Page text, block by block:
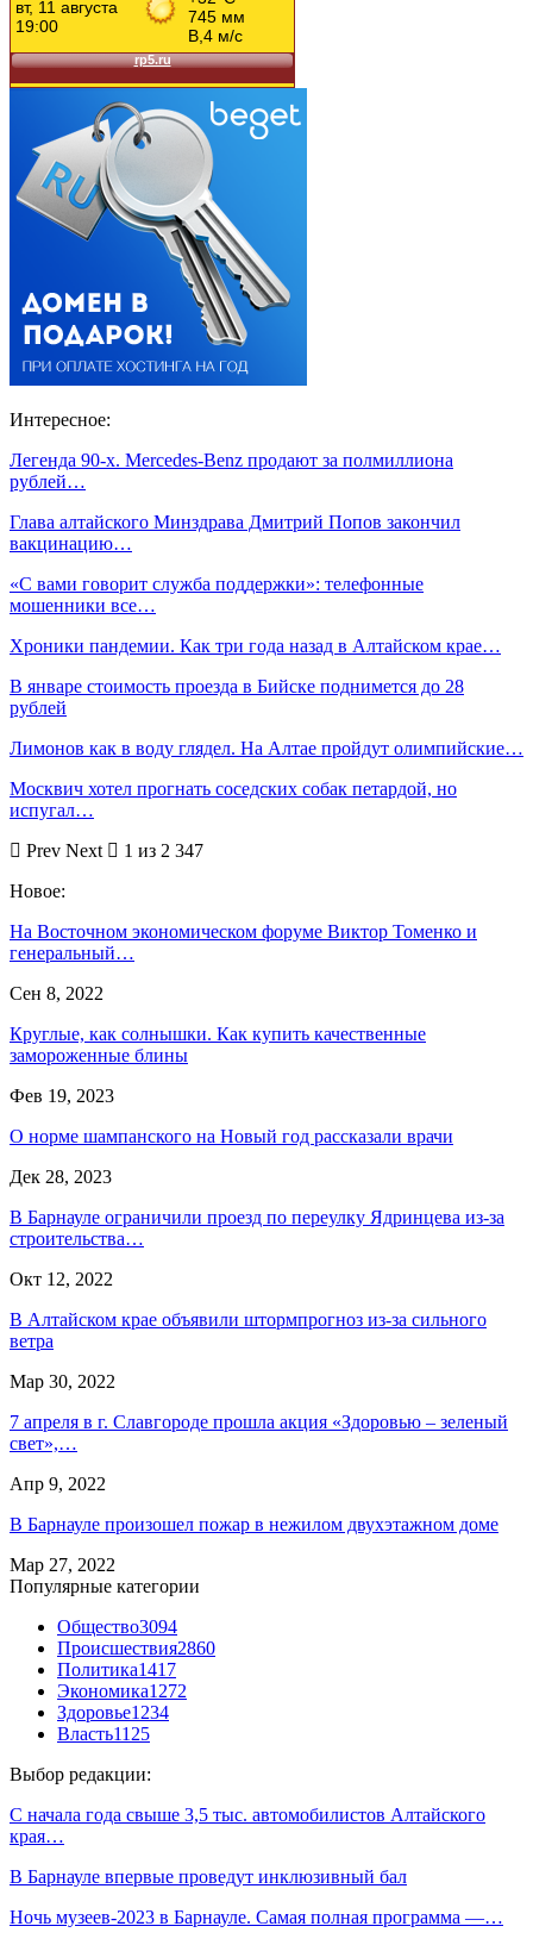
Интересное:
Легенда 90-х. Mercedes-Benz продают за полмиллиона
рублей…
Глава алтайского Минздрава Дмитрий Попов закончил
вакцинацию…
«С вами говорит служба поддержки»: телефонные
мошенники все…
Хроники пандемии. Как три года назад в Алтайском крае…
В январе стоимость проезда в Бийске поднимется до 28
рублей
Лимонов как в воду глядел. На Алтае пройдут олимпийские…
Москвич хотел прогнать соседских собак петардой, но
испугал…
Prev Next
1 из 2 347
Новое:
На Восточном экономическом форуме Виктор Томенко и
генеральный…
Сен 8, 2022
Круглые, как солнышки. Как купить качественные
замороженные блины
Фев 19, 2023
О норме шампанского на Новый год рассказали врачи
Дек 28, 2023
В Барнауле ограничили проезд по переулку Ядринцева из-за
строительства…
Окт 12, 2022
В Алтайском крае объявили штормпрогноз из-за сильного
ветра
Мар 30, 2022
7 апреля в г. Славгороде прошла акция «Здоровью – зеленый
свет»,…
Апр 9, 2022
В Барнауле произошел пожар в нежилом двухэтажном доме
Мар 27, 2022
Популярные категории
Общество3094
Происшествия2860
Политика1417
Экономика1272
Здоровье1234
Власть1125
Выбор редакции:
С начала года свыше 3,5 тыс. автомобилистов Алтайского
края…
В Барнауле впервые проведут инклюзивный бал
Ночь музеев-2023 в Барнауле. Самая полная программа —…